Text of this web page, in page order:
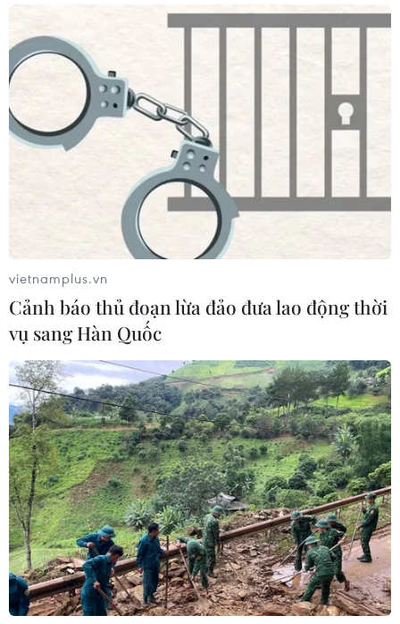
Không khí lạnh gây mưa rào và dông rải
rác, Hà Nội chuyển rét đậm
Khoảng chiều 15/2, bộ phận không khí lạnh này sẽ ảnh
hưởng đến một số nơi ở vùng núi phía Bắc, chiều tối và
đêm ảnh hưởng đến các nơi khác ở phía Đông Bắc Bộ,
Bắc Trung Bộ.
vietnamplus.vn
Cảnh báo thủ đoạn lừa đảo đưa lao động thời
vụ sang Hàn Quốc